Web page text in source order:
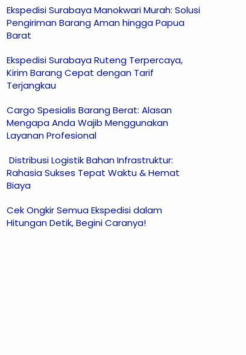
Ekspedisi Surabaya Manokwari Murah: Solusi
Pengiriman Barang Aman hingga Papua
Barat
Ekspedisi Surabaya Ruteng Terpercaya,
Kirim Barang Cepat dengan Tarif
Terjangkau
Cargo Spesialis Barang Berat: Alasan
Mengapa Anda Wajib Menggunakan
Layanan Profesional
Distribusi Logistik Bahan Infrastruktur:
Rahasia Sukses Tepat Waktu & Hemat
Biaya
Cek Ongkir Semua Ekspedisi dalam
Hitungan Detik, Begini Caranya!